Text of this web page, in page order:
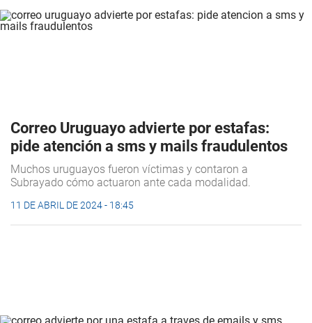
Correo Uruguayo advierte por estafas:
pide atención a sms y mails fraudulentos
Muchos uruguayos fueron víctimas y contaron a
Subrayado cómo actuaron ante cada modalidad.
11 DE ABRIL DE 2024 - 18:45